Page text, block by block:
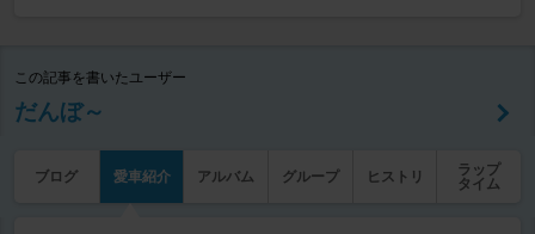
この記事を書いたユーザー
だんぼ～
ブログ 愛車紹介 アルバム グループ ヒストリ
ラップ
タイム